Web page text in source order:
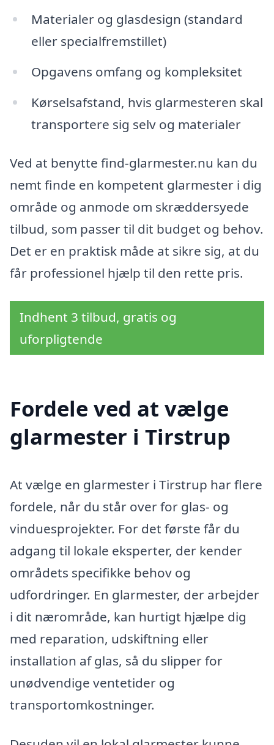
Materialer og glasdesign (standard
eller specialfremstillet)
Opgavens omfang og kompleksitet
Kørselsafstand, hvis glarmesteren skal
transportere sig selv og materialer
Ved at benytte find-glarmester.nu kan du
nemt finde en kompetent glarmester i dig
område og anmode om skræddersyede
tilbud, som passer til dit budget og behov.
Det er en praktisk måde at sikre sig, at du
får professionel hjælp til den rette pris.
Indhent 3 tilbud, gratis og
uforpligtende
Fordele ved at vælge
glarmester i Tirstrup
At vælge en glarmester i Tirstrup har flere
fordele, når du står over for glas- og
vinduesprojekter. For det første får du
adgang til lokale eksperter, der kender
områdets specifikke behov og
udfordringer. En glarmester, der arbejder
i dit nærområde, kan hurtigt hjælpe dig
med reparation, udskiftning eller
installation af glas, så du slipper for
unødvendige ventetider og
transportomkostninger.